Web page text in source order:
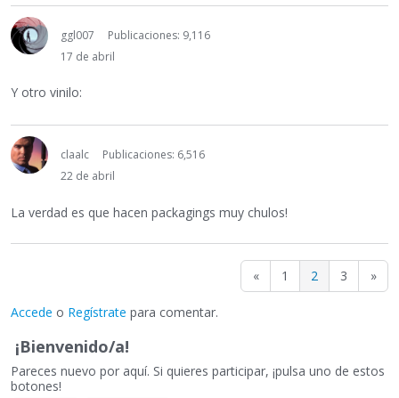
ggl007
Publicaciones: 9,116
17 de abril
Y otro vinilo:
claalc
Publicaciones: 6,516
22 de abril
La verdad es que hacen packagings muy chulos!
« 1 2 3 »
Accede o Regístrate para comentar.
¡Bienvenido/a!
Pareces nuevo por aquí. Si quieres participar, ¡pulsa uno de estos
botones!